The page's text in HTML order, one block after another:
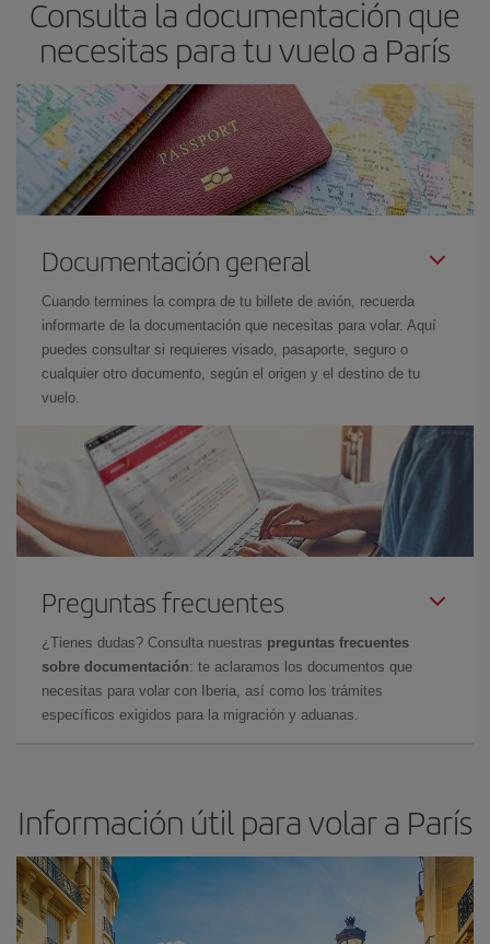
Consulta la documentación que
necesitas para tu vuelo a París
Documentación general
Cuando termines la compra de tu billete de avión, recuerda
informarte de la documentación que necesitas para volar. Aquí
puedes consultar si requieres visado, pasaporte, seguro o
cualquier otro documento, según el origen y el destino de tu
vuelo.
Preguntas frecuentes
¿Tienes dudas? Consulta nuestras preguntas frecuentes
sobre documentación: te aclaramos los documentos que
necesitas para volar con Iberia, así como los trámites
específicos exigidos para la migración y aduanas.
Información útil para volar a París